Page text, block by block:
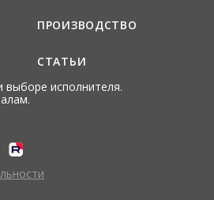
выборе исполнителя.
ПРОИЗВОДСТВО
СТАТЬИ